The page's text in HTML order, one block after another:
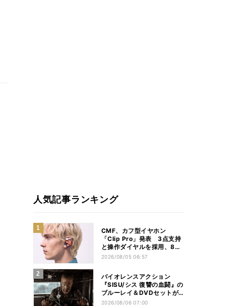
人気記事ランキング
CMF、カフ型イヤホン
「Clip Pro」発表 3点支持
と操作ダイヤルを採用、8月
15日発売
2026/08/05 06:57
バイオレンスアクション
『SISU/シス 復讐の血闘』の
ブルーレイ＆DVDセットが
12月2日に発売
2026/08/06 07:00